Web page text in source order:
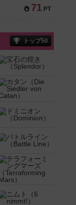
71 PT
トップ50